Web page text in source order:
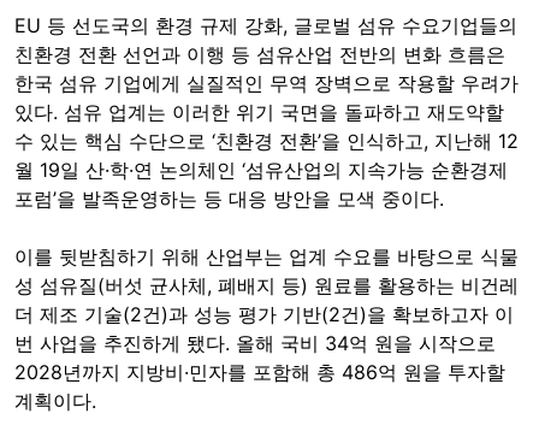
EU 등 선도국의 환경 규제 강화, 글로벌 섬유 수요기업들의
친환경 전환 선언과 이행 등 섬유산업 전반의 변화 흐름은
한국 섬유 기업에게 실질적인 무역 장벽으로 작용할 우려가
있다. 섬유 업계는 이러한 위기 국면을 돌파하고 재도약할
수 있는 핵심 수단으로 ‘친환경 전환’을 인식하고, 지난해 12
월 19일 산·학·연 논의체인 ‘섬유산업의 지속가능 순환경제
포럼’을 발족운영하는 등 대응 방안을 모색 중이다.
이를 뒷받침하기 위해 산업부는 업계 수요를 바탕으로 식물
성 섬유질(버섯 균사체, 폐배지 등) 원료를 활용하는 비건레
더 제조 기술(2건)과 성능 평가 기반(2건)을 확보하고자 이
번 사업을 추진하게 됐다. 올해 국비 34억 원을 시작으로
2028년까지 지방비·민자를 포함해 총 486억 원을 투자할
계획이다.